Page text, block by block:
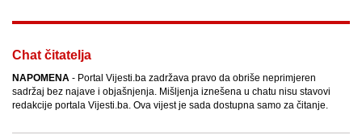
Chat čitatelja
NAPOMENA - Portal Vijesti.ba zadržava pravo da obriše neprimjeren
sadržaj bez najave i objašnjenja. Mišljenja iznešena u chatu nisu stavovi
redakcije portala Vijesti.ba. Ova vijest je sada dostupna samo za čitanje.